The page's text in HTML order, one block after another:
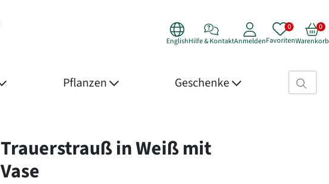
EnglishHilfe & KontaktAnmeldenFavoritenWarenkorb
Pflanzen Geschenke Suchfeld>
Product Details
Trauerstrauß in Weiß mit
Vase